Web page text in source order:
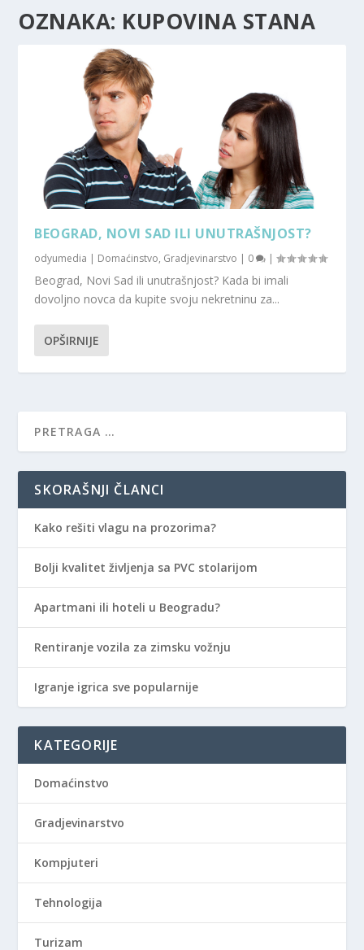
OZNAKA: KUPOVINA STANA
BEOGRAD, NOVI SAD ILI UNUTRAŠNJOST?
odyumedia | Domaćinstvo, Gradjevinarstvo | 0 |
Beograd, Novi Sad ili unutrašnjost? Kada bi imali
dovoljno novca da kupite svoju nekretninu za...
OPŠIRNIJE
SKORAŠNJI ČLANCI
Kako rešiti vlagu na prozorima?
Bolji kvalitet življenja sa PVC stolarijom
Apartmani ili hoteli u Beogradu?
Rentiranje vozila za zimsku vožnju
Igranje igrica sve popularnije
KATEGORIJE
Domaćinstvo
Gradjevinarstvo
Kompjuteri
Tehnologija
Turizam